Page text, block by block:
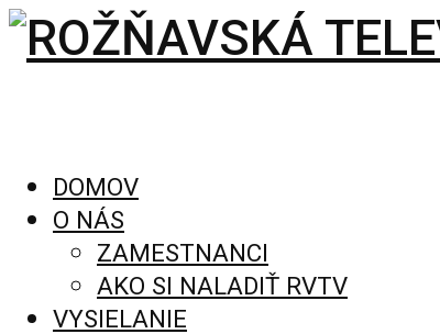
DOMOV
O NÁS
ZAMESTNANCI
AKO SI NALADIŤ RVTV
VYSIELANIE